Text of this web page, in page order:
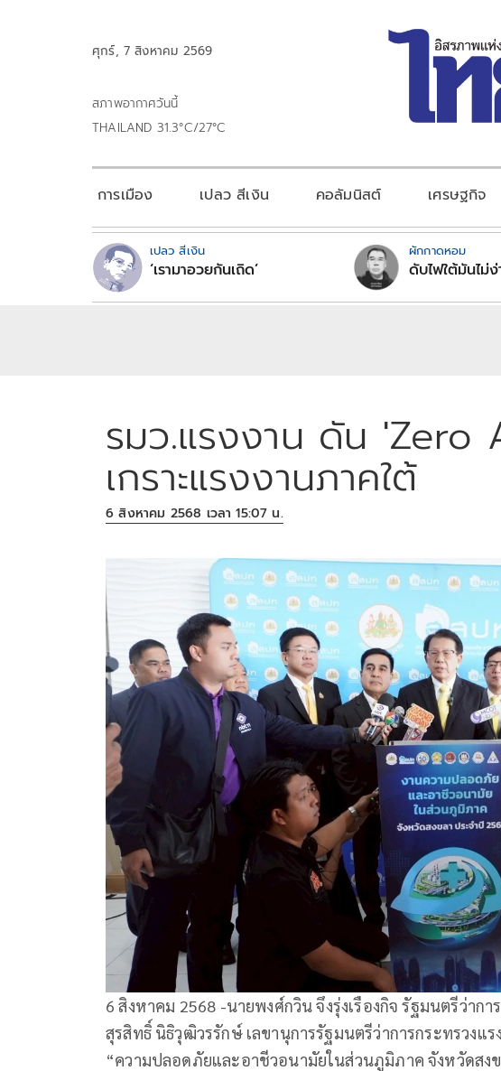
ศุกร์, 7 สิงหาคม 2569
สภาพอากาศวันนี้
THAILAND 31.3°C/27°C
การเมือง เปลว สีเงิน คอลัมนิสต์ เศรษฐกิจ
เปลว สีเงิน
‘เรามาอวยกันเถิด’
ผักกาดหอม
ดับไฟใต้มันไม่
รมว.แรงงาน ดัน 'Zero
เกราะแรงงานภาคใต้
6 สิงหาคม 2568 เวลา 15:07 น.
6 สิงหาคม 2568 -นายพงศ์กวิน จึงรุ่งเรืองกิจ รัฐมนตรีว่าก
สุรสิทธิ์ นิธิวุฒิวรรักษ์ เลขานุการรัฐมนตรีว่าการกระทรวงแ
“ความปลอดภัยและอาชีวอนามัยในส่วนภูมิภาค จังหวัดสง